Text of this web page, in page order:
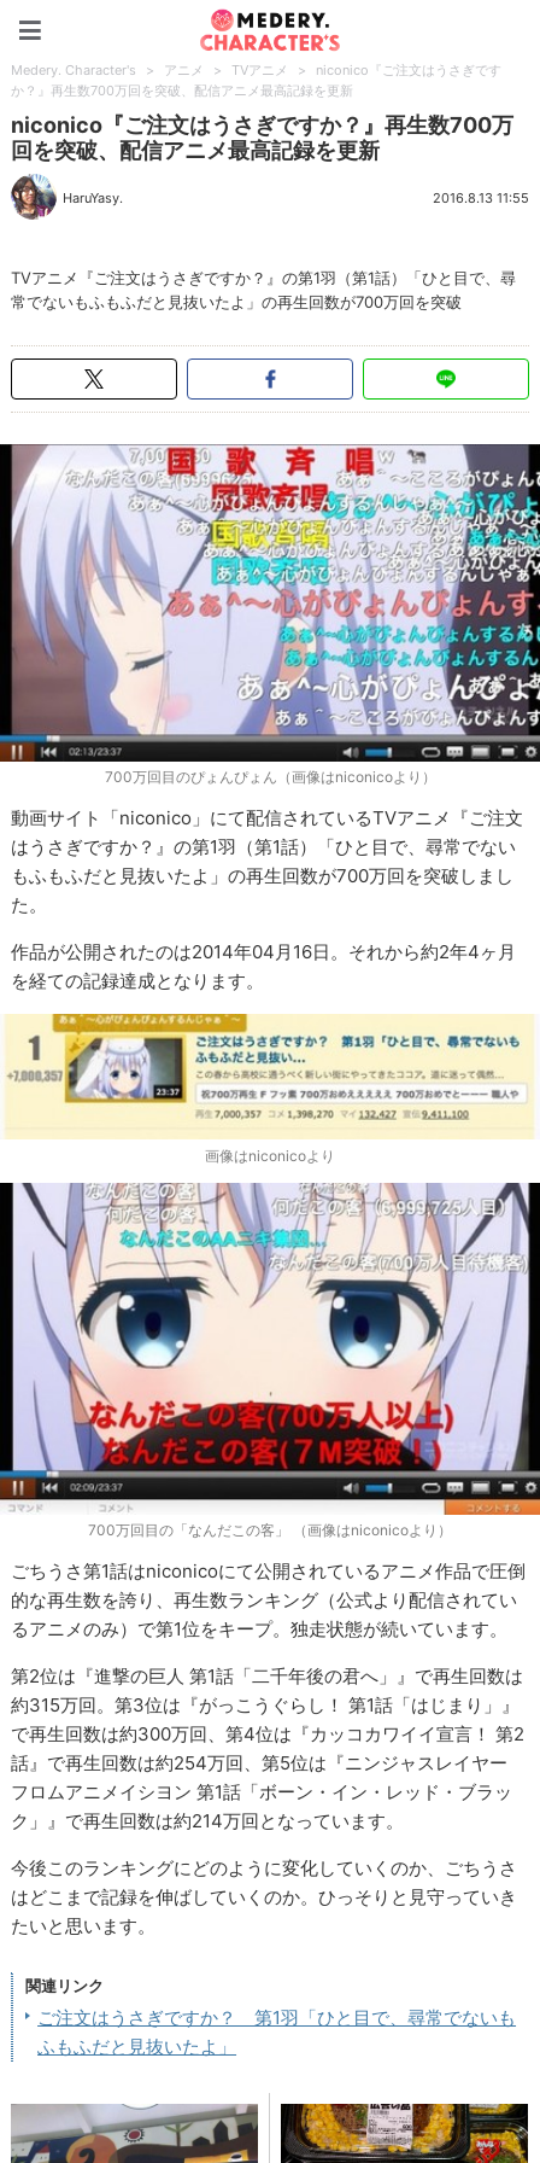
Medery. Character's > アニメ > TVアニメ >
niconico『ご注文はうさぎです
か？』再生数700万回を突破、配信アニメ最高記録を更新
niconico『ご注文はうさぎですか？』再生数700万
回を突破、配信アニメ最高記録を更新
HaruYasy. 2016.8.13 11:55
TVアニメ『ご注文はうさぎですか？』の第1羽（第1話）「ひと目で、尋
常でないもふもふだと見抜いたよ」の再生回数が700万回を突破
700万回目のぴょんぴょん（画像はniconicoより）
動画サイト「niconico」にて配信されているTVアニメ『ご注文
はうさぎですか？』の第1羽（第1話）「ひと目で、尋常でない
もふもふだと見抜いたよ」の再生回数が700万回を突破しまし
た。
作品が公開されたのは2014年04月16日。それから約2年4ヶ月
を経ての記録達成となります。
画像はniconicoより
700万回目の「なんだこの客」 （画像はniconicoより）
ごちうさ第1話はniconicoにて公開されているアニメ作品で圧倒
的な再生数を誇り、再生数ランキング（公式より配信されてい
るアニメのみ）で第1位をキープ。独走状態が続いています。
第2位は『進撃の巨人 第1話「二千年後の君へ」』で再生回数は
約315万回。第3位は『がっこうぐらし！ 第1話「はじまり」』
で再生回数は約300万回、第4位は『カッコカワイイ宣言！ 第2
話』で再生回数は約254万回、第5位は『ニンジャスレイヤー
フロムアニメイシヨン 第1話「ボーン・イン・レッド・ブラッ
ク」』で再生回数は約214万回となっています。
今後このランキングにどのように変化していくのか、ごちうさ
はどこまで記録を伸ばしていくのか。ひっそりと見守っていき
たいと思います。
関連リンク
ご注文はうさぎですか？ 第1羽「ひと目で、尋常でないも
ふもふだと見抜いたよ」